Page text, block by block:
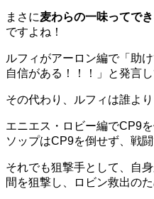
まさに麦わらの一味ってで
ですよね！
ルフィがアーロン編で「助
自信がある！！！」と発言し
その代わり、ルフィは誰よ
エニエス・ロビー編でCP9
ソップはCP9を倒せず、戦
それでも狙撃手として、自
間を狙撃し、ロビン救出の